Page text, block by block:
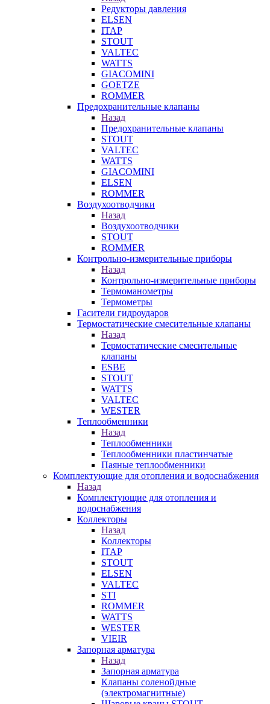
Редукторы давления
ELSEN
ITAP
STOUT
VALTEC
WATTS
GIACOMINI
GOETZE
ROMMER
Предохранительные клапаны
Назад
Предохранительные клапаны
STOUT
VALTEC
WATTS
GIACOMINI
ELSEN
ROMMER
Воздухоотводчики
Назад
Воздухоотводчики
STOUT
ROMMER
Контрольно-измерительные приборы
Назад
Контрольно-измерительные приборы
Термоманометры
Термометры
Гасители гидроударов
Термостатические смесительные клапаны
Назад
Термостатические смесительные
клапаны
ESBE
STOUT
WATTS
VALTEC
WESTER
Теплообменники
Назад
Теплообменники
Теплообменники пластинчатые
Паяные теплообменники
Комплектующие для отопления и водоснабжения
Назад
Комплектующие для отопления и
водоснабжения
Коллекторы
Назад
Коллекторы
ITAP
STOUT
ELSEN
VALTEC
STI
ROMMER
WATTS
WESTER
VIEIR
Запорная арматура
Назад
Запорная арматура
Клапаны соленойдные
(электромагнитные)